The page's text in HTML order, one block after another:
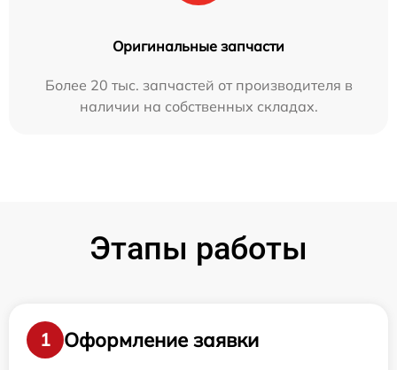
Оригинальные запчасти
Более 20 тыс. запчастей от производителя в
наличии на собственных складах.
Этапы работы
1
Оформление заявки